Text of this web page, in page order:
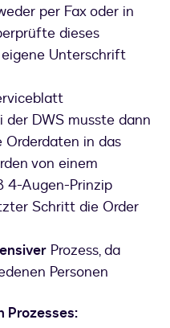
per Fax oder in
dieses
Unterschrift
der DWS musste dann
in das
von einem
4-Augen-Prinzip
Schritt die Order
Prozess, da
Personen
Prozesses: